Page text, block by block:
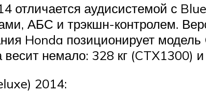
отличается аудисистемой с
АБС и трэкшн-контролем.
Honda позиционирует
немало: 328 кг (CTX1300)
2014: